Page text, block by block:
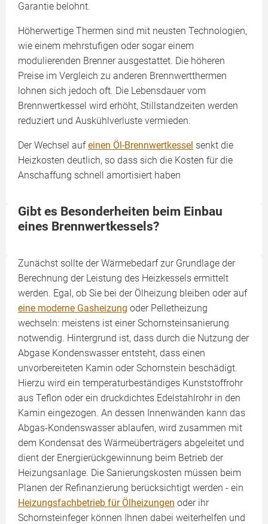
Garantie belohnt.
Höherwertige Thermen sind mit neusten Technologien,
wie einem mehrstufigen oder sogar einem
modulierenden Brenner ausgestattet. Die höheren
Preise im Vergleich zu anderen Brennwertthermen
lohnen sich jedoch oft. Die Lebensdauer vom
Brennwertkessel wird erhöht, Stillstandzeiten werden
reduziert und Auskühlverluste vermieden.
Der Wechsel aufeinen Öl-Brennwertkessel senkt die
Heizkosten deutlich, so dass sich die Kosten für die
Anschaffung schnell amortisiert haben
Gibt es Besonderheiten beim Einbau
eines Brennwertkessels?
Zunächst sollte der Wärmebedarf zur Grundlage der
Berechnung der Leistung des Heizkessels ermittelt
werden. Egal, ob Sie bei der Ölheizung bleiben oder auf
eine moderne Gasheizung oder Pelletheizung
wechseln: meistens ist einer Schornsteinsanierung
notwendig. Hintergrund ist, dass durch die Nutzung der
Abgase Kondenswasser entsteht, dass einen
unvorbereiteten Kamin oder Schornstein beschädigt.
Hierzu wird ein temperaturbeständiges Kunststoffrohr
aus Teflon oder ein druckdichtes Edelstahlrohr in den
Kamin eingezogen. An dessen Innenwänden kann das
Abgas-Kondenswasser ablaufen, wird zusammen mit
dem Kondensat des Wärmeüberträgers abgeleitet und
dient der Energierückgewinnung beim Betrieb der
Heizungsanlage. Die Sanierungskosten müssen beim
Planen der Refinanzierung berücksichtigt werden - ein
Heizungsfachbetrieb für Ölheizungen oder ihr
Schornsteinfeger können Ihnen dabei weiterhelfen und